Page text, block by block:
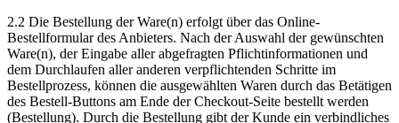
2.2 Die Bestellung der Ware(n) erfolgt über das Online-
Bestellformular des Anbieters. Nach der Auswahl der gewünschten
Ware(n), der Eingabe aller abgefragten Pflichtinformationen und
dem Durchlaufen aller anderen verpflichtenden Schritte im
Bestellprozess, können die ausgewählten Waren durch das Betätigen
des Bestell-Buttons am Ende der Checkout-Seite bestellt werden
(Bestellung). Durch die Bestellung gibt der Kunde ein verbindliches